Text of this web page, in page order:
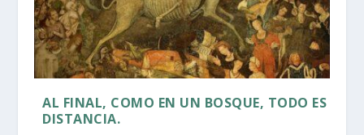
AL FINAL, COMO EN UN BOSQUE, TODO ES
DISTANCIA.